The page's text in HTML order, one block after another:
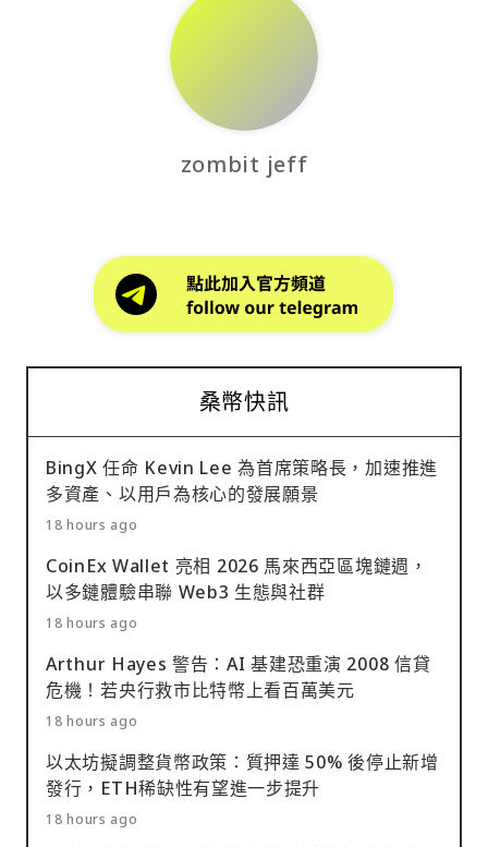
zombit jeff
桑幣快訊
BingX 任命 Kevin Lee 為首席策略長，加速推進
多資產、以用戶為核心的發展願景
18 hours ago
CoinEx Wallet 亮相 2026 馬來西亞區塊鏈週，
以多鏈體驗串聯 Web3 生態與社群
18 hours ago
Arthur Hayes 警告：AI 基建恐重演 2008 信貸
危機！若央行救市比特幣上看百萬美元
18 hours ago
以太坊擬調整貨幣政策：質押達 50% 後停止新增
發行，ETH稀缺性有望進一步提升
18 hours ago